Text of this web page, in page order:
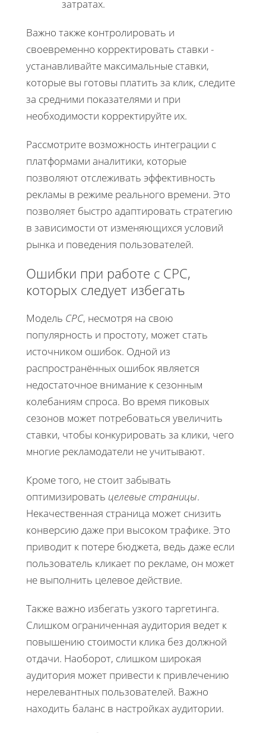
затратах.
Важно также контролировать и
своевременно корректировать ставки -
устанавливайте максимальные ставки,
которые вы готовы платить за клик, следите
за средними показателями и при
необходимости корректируйте их.
Рассмотрите возможность интеграции с
платформами аналитики, которые
позволяют отслеживать эффективность
рекламы в режиме реального времени. Это
позволяет быстро адаптировать стратегию
в зависимости от изменяющихся условий
рынка и поведения пользователей.
Ошибки при работе с CPC,
которых следует избегать
Модель CPC, несмотря на свою
популярность и простоту, может стать
источником ошибок. Одной из
распространённых ошибок является
недостаточное внимание к сезонным
колебаниям спроса. Во время пиковых
сезонов может потребоваться увеличить
ставки, чтобы конкурировать за клики, чего
многие рекламодатели не учитывают.
Кроме того, не стоит забывать
оптимизировать целевые страницы.
Некачественная страница может снизить
конверсию даже при высоком трафике. Это
приводит к потере бюджета, ведь даже если
пользователь кликает по рекламе, он может
не выполнить целевое действие.
Также важно избегать узкого таргетинга.
Слишком ограниченная аудитория ведет к
повышению стоимости клика без должной
отдачи. Наоборот, слишком широкая
аудитория может привести к привлечению
нерелевантных пользователей. Важно
находить баланс в настройках аудитории.